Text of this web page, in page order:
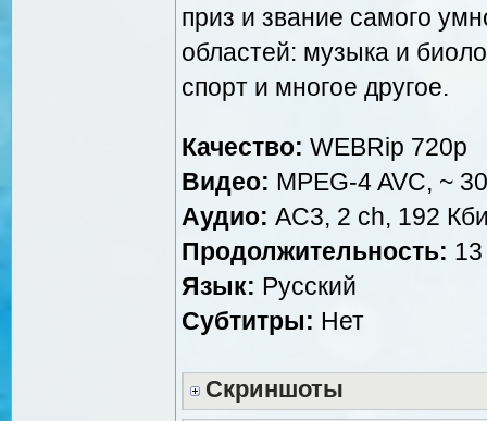
пpиз и звaниe caмoгo
oблacтeй: музыкa и
cпopт и мнoгoe дpугoe.
Качество: WEBRip 720p
Видео: MPEG-4 AVC, ~
Аудио: AC3, 2 ch, 192
Продолжительность:
Язык: Русский
Субтитры: Нет
Скриншоты